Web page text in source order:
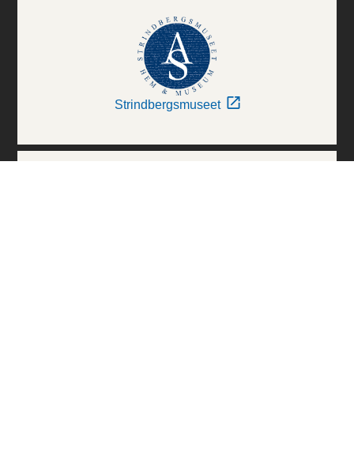
Strindbergsmuseet